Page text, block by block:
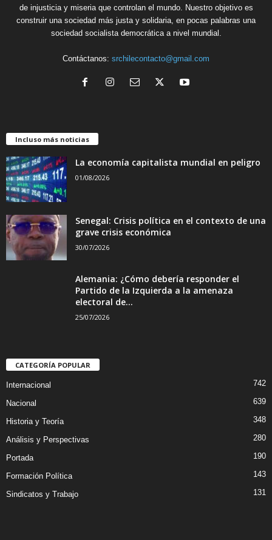
de injusticia y miseria que controlan el mundo. Nuestro objetivo es
construir una sociedad más justa y solidaria, en pocas palabras una
sociedad socialista democrática a nivel mundial.
Contáctanos: srchilecontacto@gmail.com
Incluso más noticias
La economía capitalista mundial en peligro
01/08/2026
Senegal: Crisis política en el contexto de una
grave crisis económica
30/07/2026
Alemania: ¿Cómo debería responder el
Partido de la Izquierda a la amenaza
electoral de...
25/07/2026
CATEGORÍA POPULAR
Internacional 742
Nacional 639
Historia y Teoría 348
Análisis y Perspectivas 280
Portada 190
Formación Política 143
Sindicatos y Trabajo 131